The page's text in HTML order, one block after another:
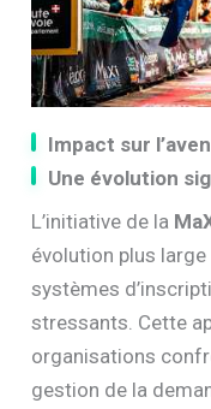
Impact sur
Une évolution
L’initiative de la
évolution plus
systèmes
stressants. Cette
organisations
gestion de la